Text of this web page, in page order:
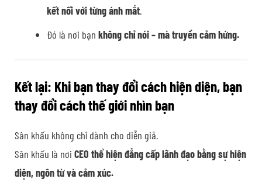
kết nối với từng ánh mắt.
Đó là nơi bạn không chỉ nói – mà truyền cảm hứng.
Kết lại: Khi bạn thay đổi cách hiện diện, bạn
thay đổi cách thế giới nhìn bạn
Sân khấu không chỉ dành cho diễn giả.
Sân khấu là nơi CEO thể hiện đẳng cấp lãnh đạo bằng sự hiện
diện, ngôn từ và cảm xúc.